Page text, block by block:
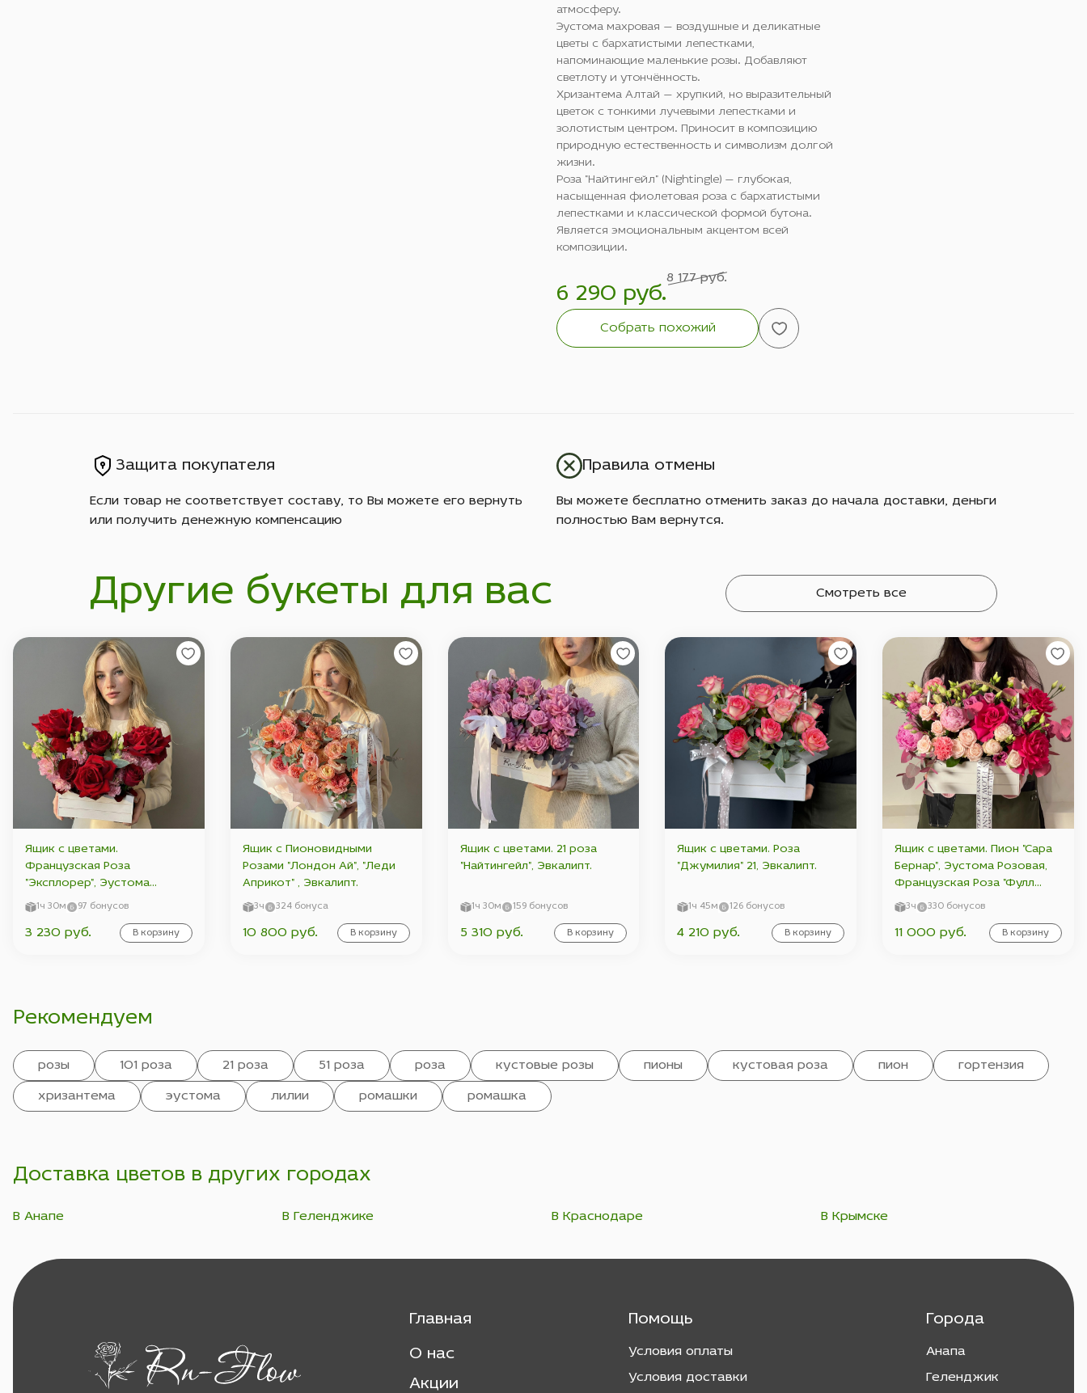
атмосферу.
Эустома махровая — воздушные и деликатные
цветы с бархатистыми лепестками,
напоминающие маленькие розы. Добавляют
светлоту и утончённость.
Хризантема Алтай — хрупкий, но выразительный
цветок с тонкими лучевыми лепестками и
золотистым центром. Приносит в композицию
природную естественность и символизм долгой
жизни.
Роза "Найтингейл" (Nightingle) — глубокая,
насыщенная фиолетовая роза с бархатистыми
лепестками и классической формой бутона.
Является эмоциональным акцентом всей
композиции.
6 290 руб.
8 177 руб.
Собрать похожий
Защита покупателя
Если товар не соответствует составу, то Вы можете его вернуть
или получить денежную компенсацию
Правила отмены
Вы можете бесплатно отменить заказ до начала доставки, деньги
полностью Вам вернутся.
Другие букеты для вас Смотреть все
Ящик с цветами.
Французская Роза
"Эксплорер", Эустома
Махровая Розовая, Роза
1ч 30м 97 бонусов
3 230 руб. В корзину
Ящик с Пионовидными
Розами "Лондон Ай", "Леди
Априкот" , Эвкалипт.
3ч 324 бонуса
10 800 руб. В корзину
Ящик с цветами. 21 роза
"Найтингейл", Эвкалипт.
1ч 30м 159 бонусов
5 310 руб. В корзину
Ящик с цветами. Роза
"Джумилия" 21, Эвкалипт.
1ч 45м 126 бонусов
4 210 руб. В корзину
Ящик с цветами. Пион "Сара
Бернар", Эустома Розовая,
Французская Роза "Фулл
Монти", Пионовидная
Эвкалипт.
3ч 330 бонусов
11 000 руб. В корзину
Рекомендуем
розы 101 роза 21 роза 51 роза роза кустовые розы пионы кустовая роза пион гортензия
хризантема эустома лилии ромашки ромашка
Доставка цветов в других городах
В Анапе В Геленджике В Краснодаре В Крымске
Главная
О нас
Акции
Помощь
Условия оплаты
Условия доставки
Города
Анапа
Геленджик